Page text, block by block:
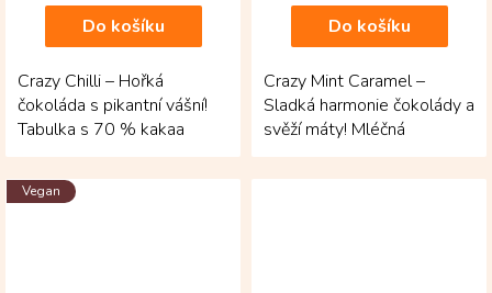
Do košíku
Crazy Chilli – Hořká
čokoláda s pikantní vášní!
Tabulka s 70 % kakaa
pochází z Venezuely a je
doplněná o kolumbijské...
Do košíku
Crazy Mint Caramel –
Sladká harmonie čokolády a
svěží máty! Mléčná
čokoláda z kakaových bobů
Fino de Aroma z...
Vegan